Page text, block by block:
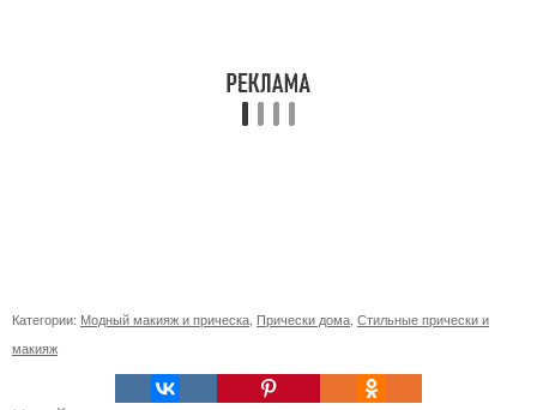
Категории: Модный макияж и прическа Прически дома Стильные прически и
макияж